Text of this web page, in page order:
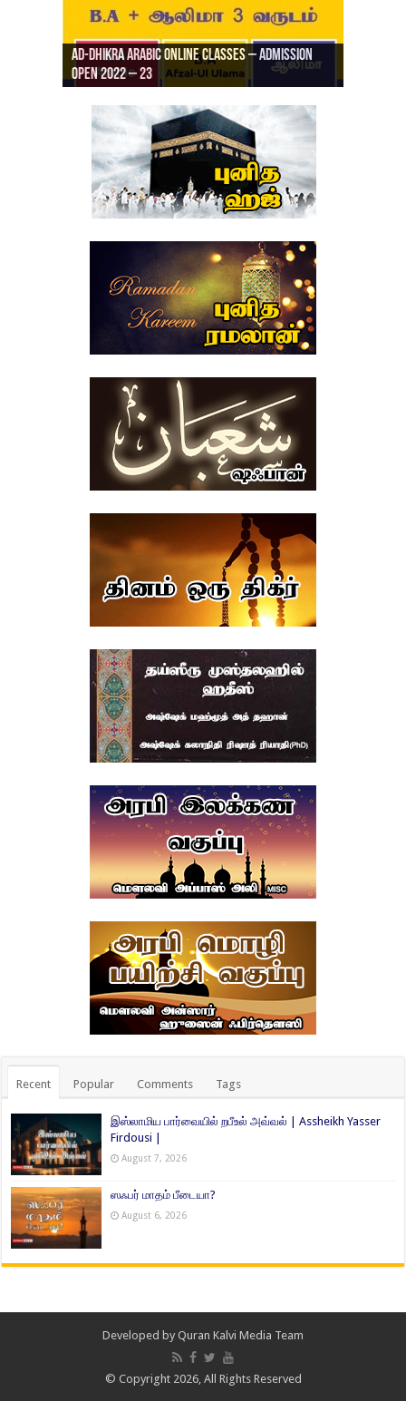
Ad-Dhikra Arabic Online Classes – Admission
Open 2022 – 23
Ad-Dhikra Arabic Online Classes – BA Arabic
AD DHIKRA ARABIC COLLEGE ADMISSION
ரியாத் ஜும்ஆ தமிழாக்கம், Jamia Al Hajiri
Masjid (Kuwait Masjid), Malaz, Riyadh
Recent Popular Comments Tags
இஸ்லாமிய பார்வையில் றபீஉல் அவ்வல் | Assheikh Yasser
Firdousi |
August 7, 2026
ஸஃபர் மாதம் பீடையா?
August 6, 2026
Developed by Quran Kalvi Media Team
© Copyright 2026, All Rights Reserved